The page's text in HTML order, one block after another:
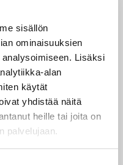
sisällön
ominaisuuksien
Lisäksi
alan
käytät
yhdistää näitä
heille tai joita on
palvelujaan.
MTK) ja jonka
Mia Wikström
ruokapalkintoon
Suomalaista
jatkossakin syytä